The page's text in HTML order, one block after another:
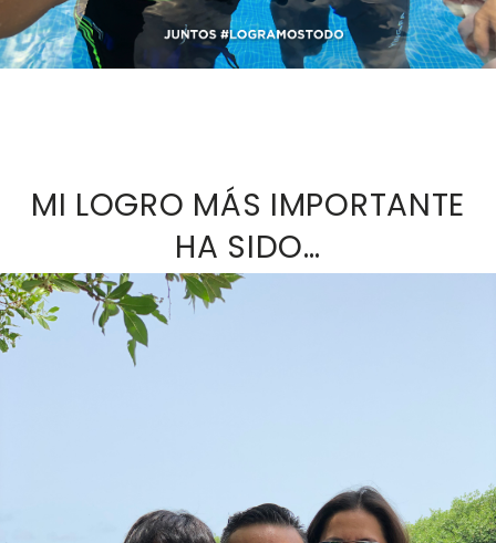
MI LOGRO MÁS IMPORTANTE
HA SIDO…